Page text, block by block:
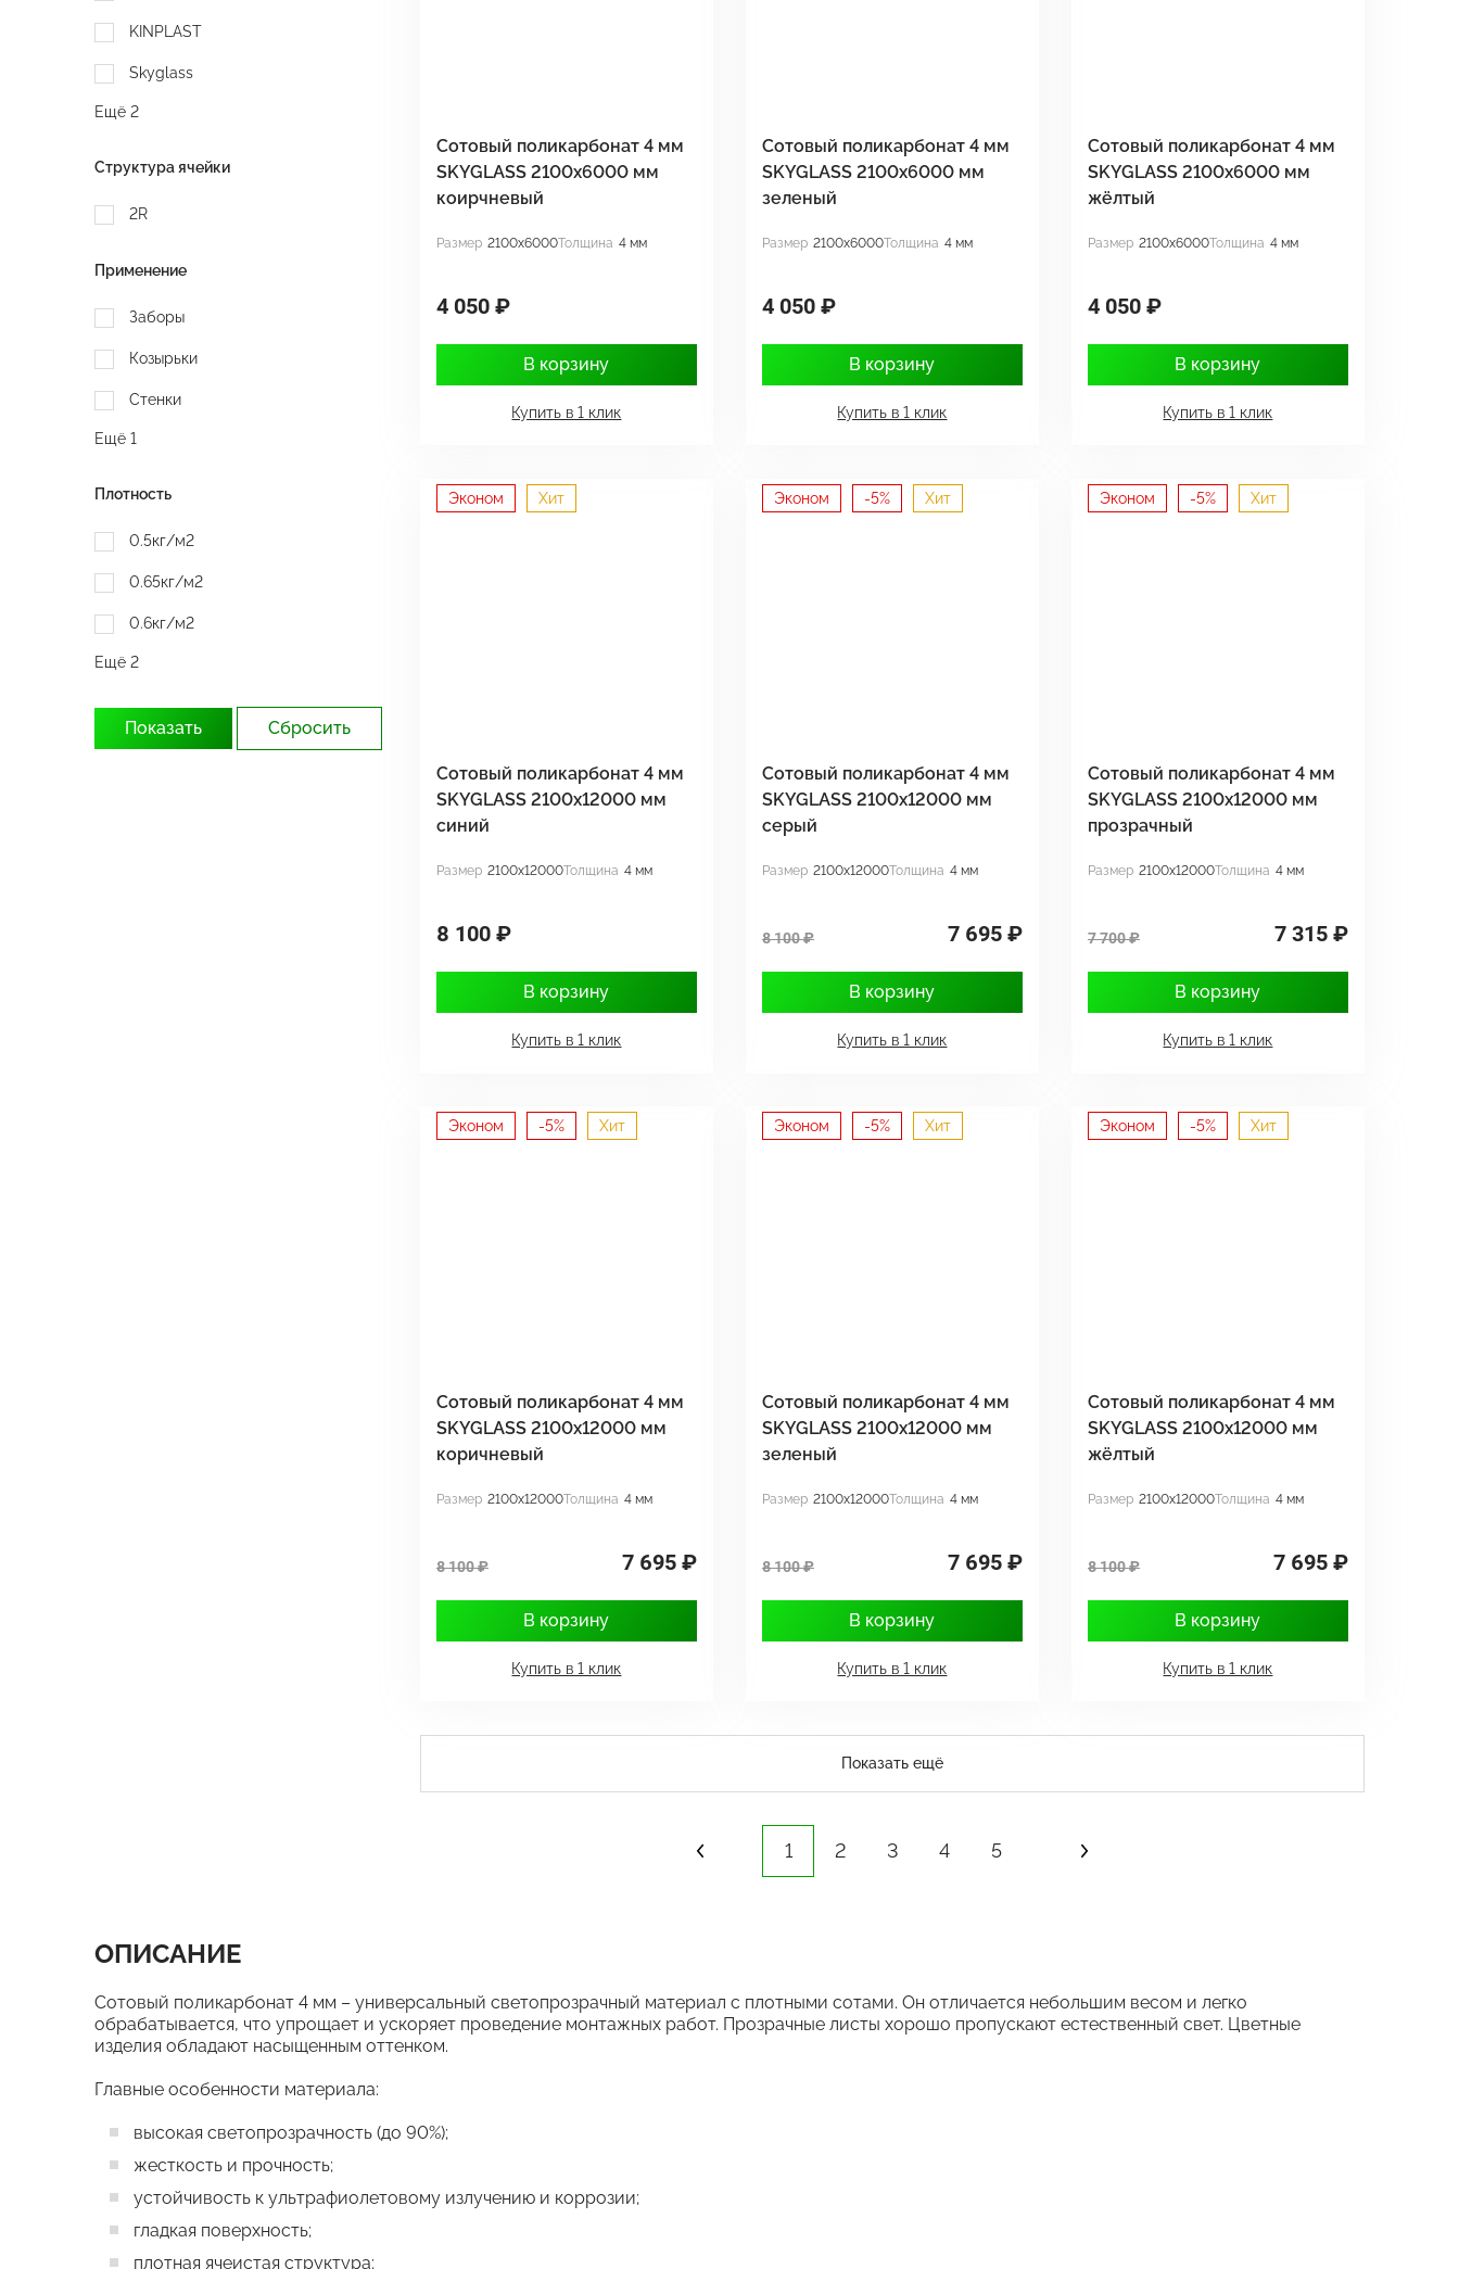
KINPLAST
Skyglass
Ещё 2
Структура ячейки
2R
Применение
Заборы
Козырьки
Стенки
Ещё 1
Плотность
0.5кг/м2
0.65кг/м2
0.6кг/м2
Ещё 2
Сотовый поликарбонат 4 мм
SKYGLASS 2100x6000 мм
коирчневый
Размер 2100x6000Толщина 4 мм
4 050 ₽
В корзину
Купить в 1 клик
Сотовый поликарбонат 4 мм
SKYGLASS 2100x6000 мм
зеленый
Размер 2100x6000Толщина 4 мм
4 050 ₽
В корзину
Купить в 1 клик
Сотовый поликарбонат 4 мм
SKYGLASS 2100x6000 мм
жёлтый
Размер 2100x6000Толщина 4 мм
4 050 ₽
В корзину
Купить в 1 клик
Эконом Хит
Сотовый поликарбонат 4 мм
SKYGLASS 2100x12000 мм
синий
Размер 2100x12000Толщина 4 мм
8 100 ₽
В корзину
Купить в 1 клик
Эконом -5% Хит
Сотовый поликарбонат 4 мм
SKYGLASS 2100x12000 мм
серый
Размер 2100x12000Толщина 4 мм
8 100 ₽ 7 695 ₽
В корзину
Купить в 1 клик
Эконом -5% Хит
Сотовый поликарбонат 4 мм
SKYGLASS 2100x12000 мм
прозрачный
Размер 2100x12000Толщина 4 мм
7 700 ₽ 7 315 ₽
В корзину
Купить в 1 клик
Эконом -5% Хит
Сотовый поликарбонат 4 мм
SKYGLASS 2100x12000 мм
коричневый
Размер 2100x12000Толщина 4 мм
8 100 ₽ 7 695 ₽
В корзину
Купить в 1 клик
Эконом -5% Хит
Сотовый поликарбонат 4 мм
SKYGLASS 2100x12000 мм
зеленый
Размер 2100x12000Толщина 4 мм
8 100 ₽ 7 695 ₽
В корзину
Купить в 1 клик
Эконом -5% Хит
Сотовый поликарбонат 4 мм
SKYGLASS 2100x12000 мм
жёлтый
Размер 2100x12000Толщина 4 мм
8 100 ₽ 7 695 ₽
В корзину
Купить в 1 клик
Показать ещё
1 2 3 4 5
ОПИСАНИЕ
Сотовый поликарбонат 4 мм – универсальный светопрозрачный материал с плотными сотами. Он отличается небольшим весом и легко
обрабатывается, что упрощает и ускоряет проведение монтажных работ. Прозрачные листы хорошо пропускают естественный свет. Цветные
изделия обладают насыщенным оттенком.
Главные особенности материала:
высокая светопрозрачность (до 90%);
жесткость и прочность;
устойчивость к ультрафиолетовому излучению и коррозии;
гладкая поверхность;
плотная ячеистая структура;